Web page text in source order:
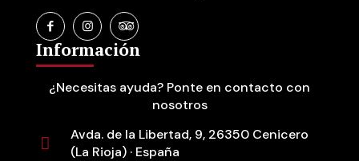
Información
¿Necesitas ayuda? Ponte en contacto con
nosotros
Avda. de la Libertad, 9, 26350 Cenicero
(La Rioja) · España